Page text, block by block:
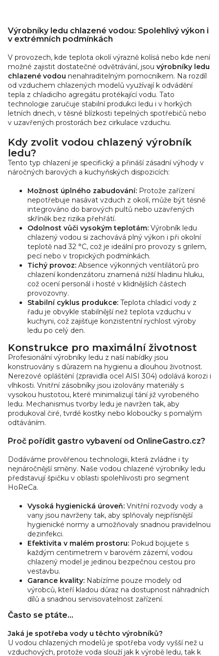
v
l
d
a
c
í
p
r
v
y
ý
p
i
s
u
Výrobníky ledu chlazené vodou: Spolehlivý výkon i
v extrémních podmínkách
V provozech, kde teplota okolí výrazně kolísá nebo kde není
možné zajistit dostatečné odvětrávání, jsou výrobníky ledu
chlazené vodou nenahraditelným pomocníkem. Na rozdíl
od vzduchem chlazených modelů využívají k odvádění
tepla z chladicího agregátu protékající vodu. Tato
technologie zaručuje stabilní produkci ledu i v horkých
letních dnech, v těsné blízkosti tepelných spotřebičů nebo
v uzavřených prostorách bez cirkulace vzduchu.
Kdy zvolit vodou chlazený výrobník
ledu?
Tento typ chlazení je specifický a přináší zásadní výhody v
náročných barových a kuchyňských dispozicích:
Možnost úplného zabudování: Protože zařízení
nepotřebuje nasávat vzduch z okolí, může být těsně
integrováno do barových pultů nebo uzavřených
skříněk bez rizika přehřátí.
Odolnost vůči vysokým teplotám: Výrobník ledu
chlazený vodou si zachovává plný výkon i při okolní
teplotě nad 32 °C, což je ideální pro provozy s grilem,
pecí nebo v tropických podmínkách.
Tichý provoz: Absence výkonných ventilátorů pro
chlazení kondenzátoru znamená nižší hladinu hluku,
což ocení personál i hosté v klidnějších částech
provozovny.
Stabilní cyklus produkce: Teplota chladicí vody z
řadu je obvykle stabilnější než teplota vzduchu v
kuchyni, což zajišťuje konzistentní rychlost výroby
ledu po celý den.
Konstrukce pro maximální životnost
Profesionální výrobníky ledu z naší nabídky jsou
konstruovány s důrazem na hygienu a dlouhou životnost.
Nerezové opláštění (zpravidla ocel AISI 304) odolává korozi i
vlhkosti. Vnitřní zásobníky jsou izolovány materiály s
vysokou hustotou, které minimalizují tání již vyrobeného
ledu. Mechanismus tvorby ledu je navržen tak, aby
produkoval čiré, tvrdé kostky nebo kloboučky s pomalým
odtáváním.
Proč pořídit gastro vybavení od OnlineGastro.cz?
Dodáváme prověřenou technologii, která zvládne i ty
nejnáročnější směny. Naše vodou chlazené výrobníky ledu
představují špičku v oblasti spolehlivosti pro segment
HoReCa.
Vysoká hygienická úroveň: Vnitřní rozvody vody a
vany jsou navrženy tak, aby splňovaly nejpřísnější
hygienické normy a umožňovaly snadnou pravidelnou
dezinfekci.
Efektivita v malém prostoru: Pokud bojujete s
každým centimetrem v barovém zázemí, vodou
chlazený model je jedinou bezpečnou cestou pro
vestavbu.
Garance kvality: Nabízíme pouze modely od
výrobců, kteří kladou důraz na dostupnost náhradních
dílů a snadnou servisovatelnost zařízení.
Často se ptáte...
Jaká je spotřeba vody u těchto výrobníků?
U vodou chlazených modelů je spotřeba vody vyšší než u
vzduchových, protože voda slouží jak k výrobě ledu, tak k